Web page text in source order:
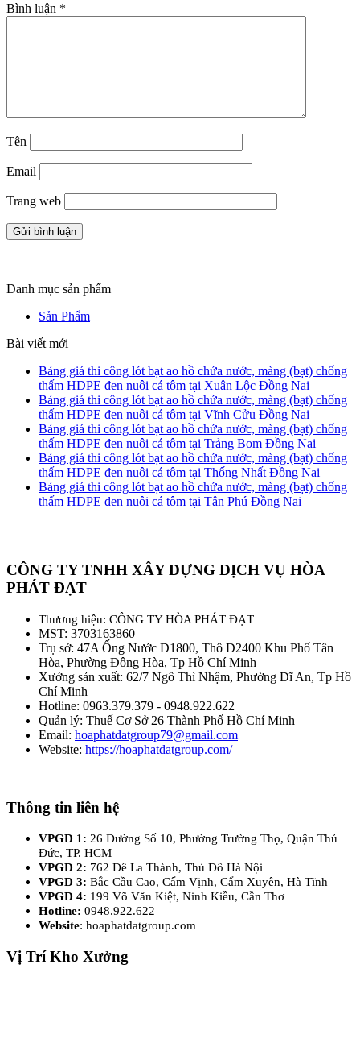
Bình luận *
Tên
Email
Trang web
Danh mục sản phẩm
Sản Phẩm
Bài viết mới
Bảng giá thi công lót bạt ao hồ chứa nước, màng (bạt) chống
thấm HDPE đen nuôi cá tôm tại Xuân Lộc Đồng Nai
Bảng giá thi công lót bạt ao hồ chứa nước, màng (bạt) chống
thấm HDPE đen nuôi cá tôm tại Vĩnh Cửu Đồng Nai
Bảng giá thi công lót bạt ao hồ chứa nước, màng (bạt) chống
thấm HDPE đen nuôi cá tôm tại Trảng Bom Đồng Nai
Bảng giá thi công lót bạt ao hồ chứa nước, màng (bạt) chống
thấm HDPE đen nuôi cá tôm tại Thống Nhất Đồng Nai
Bảng giá thi công lót bạt ao hồ chứa nước, màng (bạt) chống
thấm HDPE đen nuôi cá tôm tại Tân Phú Đồng Nai
CÔNG TY TNHH XÂY DỰNG DỊCH VỤ HÒA
PHÁT ĐẠT
Thương hiệu: CÔNG TY HÒA PHÁT ĐẠT
MST: 3703163860
Trụ sở: 47A Ống Nước D1800, Thô D2400 Khu Phố Tân
Hòa, Phường Đông Hòa, Tp Hồ Chí Minh
Xưởng sản xuất: 62/7 Ngô Thì Nhậm, Phường Dĩ An, Tp Hồ
Chí Minh
Hotline: 0963.379.379 - 0948.922.622
Quản lý: Thuế Cơ Sở 26 Thành Phố Hồ Chí Minh
Email: hoaphatdatgroup79@gmail.com
Website: https://hoaphatdatgroup.com/
Thông tin liên hệ
VPGD 1: 26 Đường Số 10, Phường Trường Thọ, Quận Thủ
Đức, TP. HCM
VPGD 2: 762 Đê La Thành, Thủ Đô Hà Nội
VPGD 3: Bắc Cầu Cao, Cẩm Vịnh, Cẩm Xuyên, Hà Tĩnh
VPGD 4: 199 Võ Văn Kiệt, Ninh Kiều, Cần Thơ
Hotline: 0948.922.622
Website: hoaphatdatgroup.com
Vị Trí Kho Xưởng